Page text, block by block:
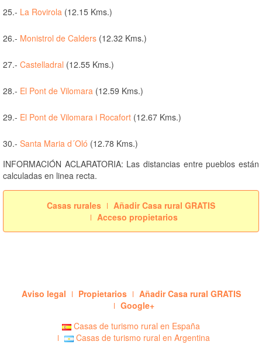
25.- La Rovirola (12.15 Kms.)
26.- Monistrol de Calders (12.32 Kms.)
27.- Castelladral (12.55 Kms.)
28.- El Pont de Vilomara (12.59 Kms.)
29.- El Pont de Vilomara i Rocafort (12.67 Kms.)
30.- Santa Maria d´Oló (12.78 Kms.)
INFORMACIÓN ACLARATORIA: Las distancias entre pueblos están
calculadas en linea recta.
Casas rurales
Añadir Casa rural GRATIS
Acceso propietarios
Aviso legal Propietarios
Añadir Casa rural GRATIS
Google+
Casas de turismo rural en España
Casas de turismo rural en Argentina